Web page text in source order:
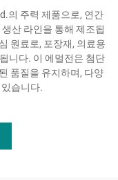
의 주력 제품으로, 연간
산 라인을 통해 제조됩
원료로, 포장재, 의료용
니다. 이 에멀전은 첨단
품질을 유지하며, 다양
습니다.